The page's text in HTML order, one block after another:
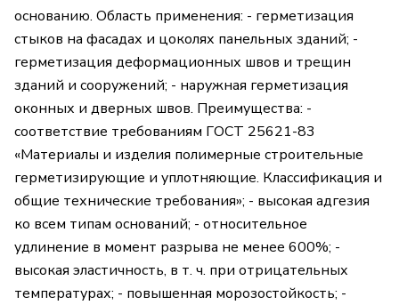
основанию. Область применения: - герметизация
стыков на фасадах и цоколях панельных зданий; -
герметизация деформационных швов и трещин
зданий и сооружений; - наружная герметизация
оконных и дверных швов. Преимущества: -
соответствие требованиям ГОСТ 25621-83
«Материалы и изделия полимерные строительные
герметизирующие и уплотняющие. Классификация и
общие технические требования»; - высокая адгезия
ко всем типам оснований; - относительное
удлинение в момент разрыва не менее 600%; -
высокая эластичность, в т. ч. при отрицательных
температурах; - повышенная морозостойкость; -